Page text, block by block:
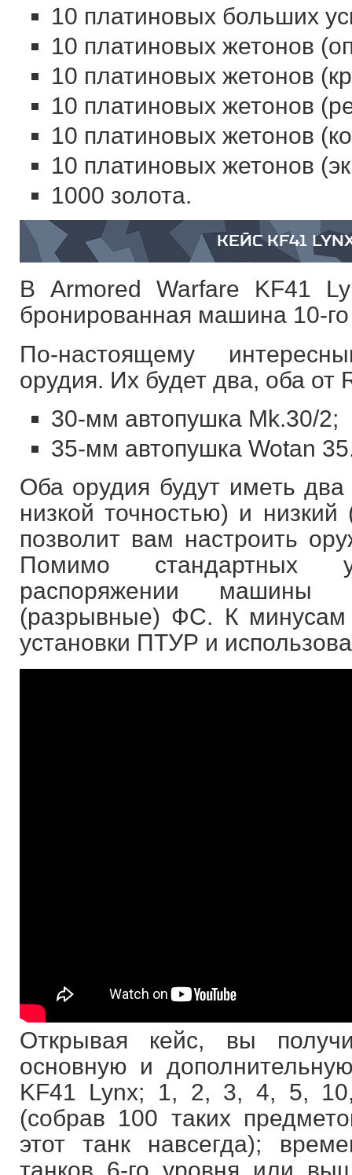
10 платиновых больших
10 платиновых жетонов
10 платиновых жетонов
10 платиновых жетонов
10 платиновых жетонов
10 платиновых жетонов
1000 золота.
КЕЙС KF41
В Armored Warfare KF41
бронированная машина 10-
По-настоящему
орудия. Их будет два, оба от
30-мм автопушка Mk.30/2;
35-мм автопушка Wotan
Оба орудия будут иметь
низкой точностью) и
позволит вам настроить
Помимо
распоряжении машины
(разрывные) ФС. К минусам
установки ПТУР и
Открывая кейс, вы
основную и
KF41 Lynx; 1, 2, 3, 4, 5,
(собрав 100 таких
этот танк навсегда);